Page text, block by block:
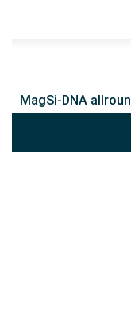
MagSi-DNA